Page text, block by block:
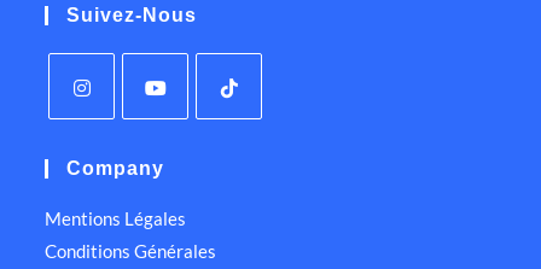
Suivez-Nous
Company
Mentions Légales
Conditions Générales